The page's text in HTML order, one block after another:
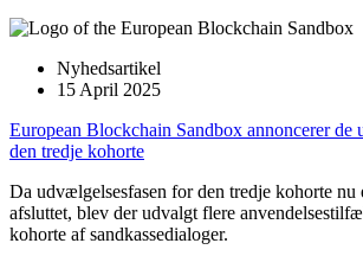
Nyhedsartikel
15 April 2025
European Blockchain Sandbox annoncerer de
den tredje kohorte
Da udvælgelsesfasen for den tredje kohorte nu
afsluttet, blev der udvalgt flere
kohorte af sandkassedialoger.